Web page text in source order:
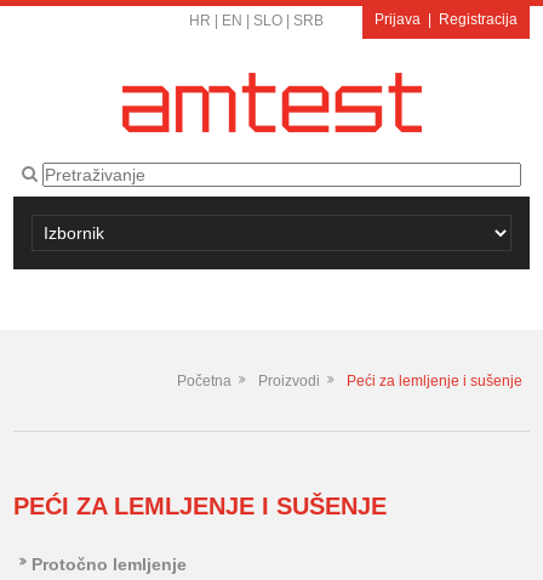
HR EN SLO| SRB Prijava| Registracija
Početna Proizvodi Peći za lemljenje i sušenje
PEĆI ZA LEMLJENJE I SUŠENJE
Protočno lemljenje